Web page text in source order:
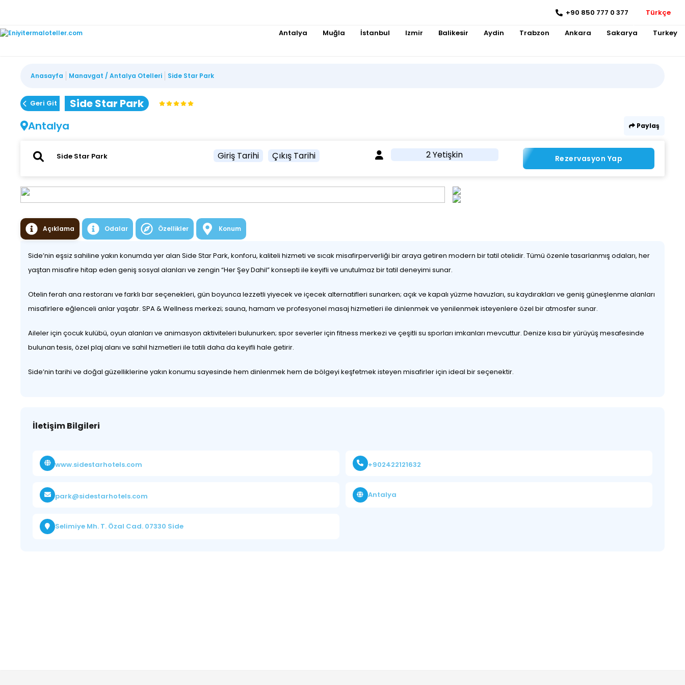
+90 850 777 0 377 Türkçe
Antalya Muğla İstanbul Izmir Balikesir Aydin Trabzon Ankara Sakarya Turkey
Anasayfa Manavgat / Antalya Otelleri Side Star Park
Geri Git
Side Star Park
Antalya
Paylaş
Giriş Tarihi Çıkış Tarihi 2 Yetişkin Rezervasyon Yap
Açıklama Odalar Özellikler Konum
Side’nin eşsiz sahiline yakın konumda yer alan Side Star Park, konforu, kaliteli hizmeti ve sıcak misafirperverliği bir araya getiren modern bir tatil otelidir. Tümü özenle tasarlanmış odaları, her
yaştan misafire hitap eden geniş sosyal alanları ve zengin “Her Şey Dahil” konsepti ile keyifli ve unutulmaz bir tatil deneyimi sunar.
Otelin ferah ana restoranı ve farklı bar seçenekleri, gün boyunca lezzetli yiyecek ve içecek alternatifleri sunarken; açık ve kapalı yüzme havuzları, su kaydırakları ve geniş güneşlenme alanları
misafirlere eğlenceli anlar yaşatır. SPA & Wellness merkezi; sauna, hamam ve profesyonel masaj hizmetleri ile dinlenmek ve yenilenmek isteyenlere özel bir atmosfer sunar.
Aileler için çocuk kulübü, oyun alanları ve animasyon aktiviteleri bulunurken; spor severler için fitness merkezi ve çeşitli su sporları imkanları mevcuttur. Denize kısa bir yürüyüş mesafesinde
bulunan tesis, özel plaj alanı ve sahil hizmetleri ile tatili daha da keyifli hale getirir.
Side’nin tarihi ve doğal güzelliklerine yakın konumu sayesinde hem dinlenmek hem de bölgeyi keşfetmek isteyen misafirler için ideal bir seçenektir.
İletişim Bilgileri
www.sidestarhotels.com +902422121632
park@sidestarhotels.com Antalya
Selimiye Mh. T. Özal Cad. 07330 Side